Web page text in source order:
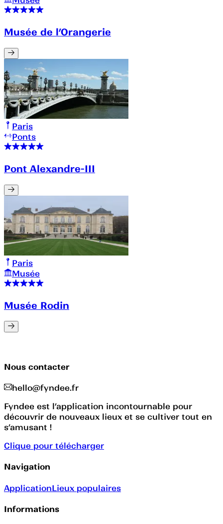
Musée de l’Orangerie
Paris
Ponts
Pont Alexandre-III
Paris
Musée
Musée Rodin
Nous contacter
hello@fyndee.fr
Fyndee est l’application incontournable pour
découvrir de nouveaux lieux et se cultiver tout en
s’amusant !
Clique pour télécharger
Navigation
ApplicationLieux populaires
Informations